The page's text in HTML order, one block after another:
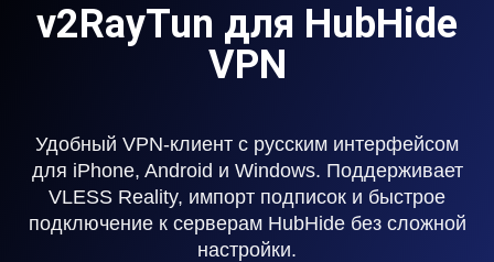
v2RayTun для HubHide
VPN
Удобный VPN-клиент с русским интерфейсом
для iPhone, Android и Windows. Поддерживает
VLESS Reality, импорт подписок и быстрое
подключение к серверам HubHide без сложной
настройки.